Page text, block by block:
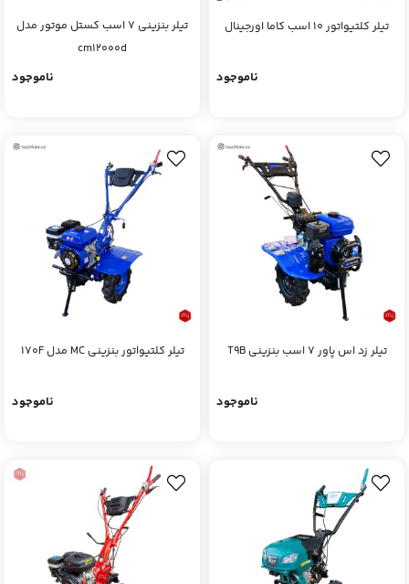
تیلر کلتیواتور 10 اسب کاما اورجینال
ناموجود
تیلر بنزینی 7 اسب کستل موتور مدل
cm12000d
ناموجود
تیلر زد اس پاور ۷ اسب بنزینی T9B
ناموجود
تیلر کلتیواتور بنزینی MC مدل 170F
ناموجود